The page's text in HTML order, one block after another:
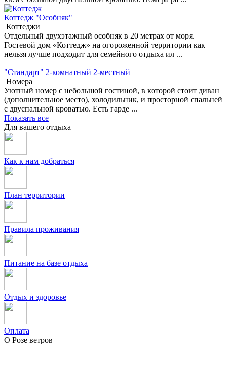
Коттедж "Особняк"
Коттеджи
Отдельный двухэтажный особняк в 20 метрах от моря.
Гостевой дом «Коттедж» на огороженной территории как
нельзя лучше подходит для семейного отдыха ил ...
"Стандарт" 2-комнатный 2-местный
Номера
Уютный номер с небольшой гостиной, в которой стоит диван
(дополнительное место), холодильник, и просторной спальней
с двуспальной кроватью. Есть гарде ...
Показать все
Для вашего отдыха
Как к нам добраться
План территории
Правила проживания
Питание на базе отдыха
Отдых и здоровье
Оплата
О Розе ветров